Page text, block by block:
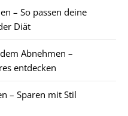
– So passen deine
Diät
Abnehmen –
entdecken
– Sparen mit Stil